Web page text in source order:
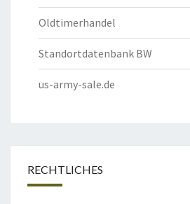
Oldtimerhandel
Standortdatenbank BW
us-army-sale.de
RECHTLICHES